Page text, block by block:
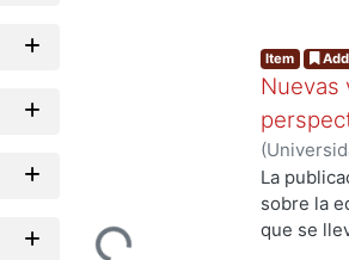
Loading...
Item
Nuevas
(
Myers,
Soto
La
sobre la
que se